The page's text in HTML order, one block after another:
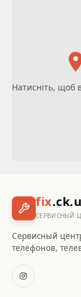
Натисніть, щоб
fix
СЕРВИСНЫЙ
Сервисный
телефонов,